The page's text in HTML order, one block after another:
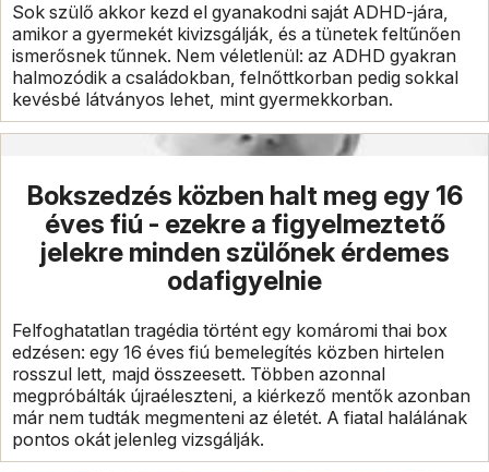
Sok szülő akkor kezd el gyanakodni saját ADHD-jára,
amikor a gyermekét kivizsgálják, és a tünetek feltűnően
ismerősnek tűnnek. Nem véletlenül: az ADHD gyakran
halmozódik a családokban, felnőttkorban pedig sokkal
kevésbé látványos lehet, mint gyermekkorban.
Bokszedzés közben halt meg egy 16
éves fiú - ezekre a figyelmeztető
jelekre minden szülőnek érdemes
odafigyelnie
Felfoghatatlan tragédia történt egy komáromi thai box
edzésen: egy 16 éves fiú bemelegítés közben hirtelen
rosszul lett, majd összeesett. Többen azonnal
megpróbálták újraéleszteni, a kiérkező mentők azonban
már nem tudták megmenteni az életét. A fiatal halálának
pontos okát jelenleg vizsgálják.